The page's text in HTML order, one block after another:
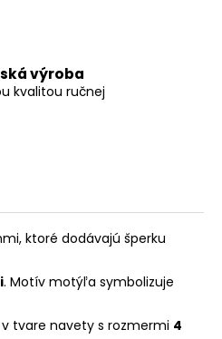
výroba
kvalitou ručnej
ktoré dodávajú šperku
. Motív motýľa symbolizuje
tvare navety s rozmermi 4